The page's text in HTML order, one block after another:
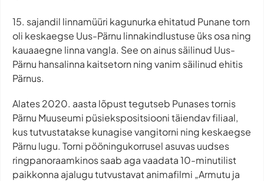
15. sajandil linnamüüri kagunurka ehitatud Punane torn
oli keskaegse Uus-Pärnu linnakindlustuse üks osa ning
kauaaegne linna vangla. See on ainus säilinud Uus-
Pärnu hansalinna kaitsetorn ning vanim säilinud ehitis
Pärnus.
Alates 2020. aasta lõpust tegutseb Punases tornis
Pärnu Muuseumi püsiekspositsiooni täiendav filiaal,
kus tutvustatakse kunagise vangitorni ning keskaegse
Pärnu lugu. Torni pööningukorrusel asuvas uudses
ringpanoraamkinos saab aga vaadata 10-minutilist
paikkonna ajalugu tutvustavat animafilmi „Armutu ja